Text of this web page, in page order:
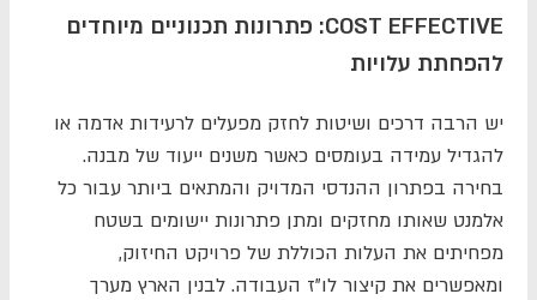
COST EFFECTIVE: פתרונות תכנוניים מיוחדים
להפחתת עלויות
יש הרבה דרכים ושיטות לחזק מפעלים לרעידות אדמה או
להגדיל עמידה בעומסים כאשר משנים ייעוד של מבנה.
בחירה בפתרון ההנדסי המדויק והמתאים ביותר עבור כל
אלמנט שאותו מחזקים ומתן פתרונות יישומים בשטח
מפחיתים את העלות הכוללת של פרויקט החיזוק,
ומאפשרים את קיצור לו"ז העבודה. לבנין הארץ מערך